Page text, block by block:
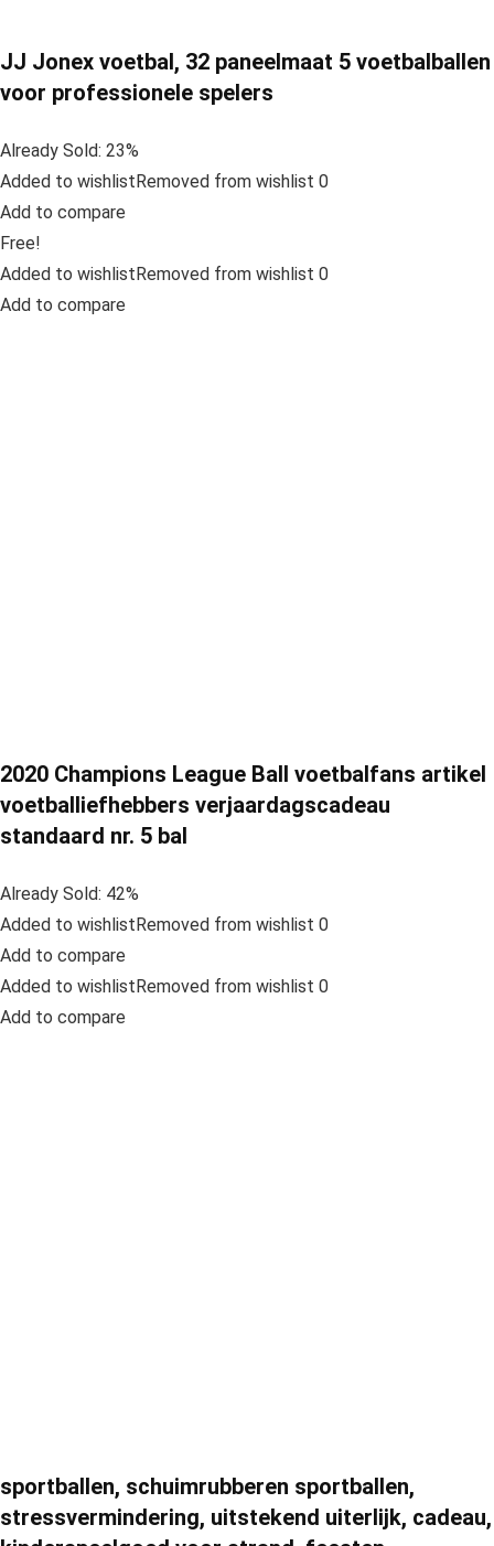
JJ Jonex voetbal, 32 paneelmaat 5 voetbalballen
voor professionele spelers
Already Sold: 23%
Added to wishlistRemoved from wishlist 0
Add to compare
Free!
Added to wishlistRemoved from wishlist 0
Add to compare
2020 Champions League Ball voetbalfans artikel
voetballiefhebbers verjaardagscadeau
standaard nr. 5 bal
Already Sold: 42%
Added to wishlistRemoved from wishlist 0
Add to compare
Added to wishlistRemoved from wishlist 0
Add to compare
sportballen, schuimrubberen sportballen,
stressvermindering, uitstekend uiterlijk, cadeau,